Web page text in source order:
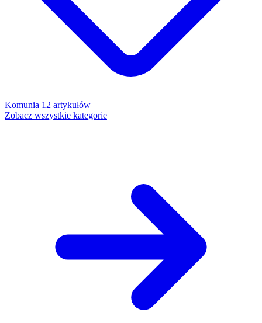
Komunia 12 artykułów
Zobacz wszystkie kategorie